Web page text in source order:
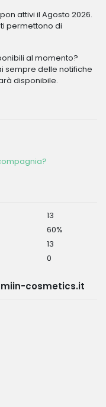
attivi il Agosto 2026.
permettono di
al momento?
sempre delle notifiche
disponibile.
13
60%
13
0
miin-cosmetics.it